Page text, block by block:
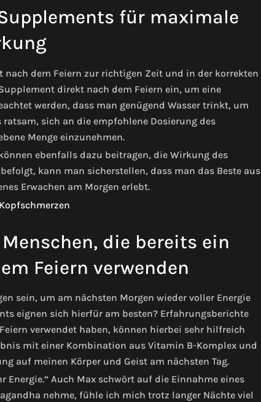
für maximale
dem Feiern zur richtigen Zeit und in der korrekten
direkt nach dem Feiern ein, um eine
werden, dass man genügend Wasser trinkt, um
sich an die empfohlene Dosierung des
Menge einzunehmen.
ebenfalls dazu beitragen, die Wirkung des
kann man sicherstellen, dass man das Beste aus
Erwachen am Morgen erlebt.
die bereits ein
Feiern verwenden
sein, um am nächsten Morgen wieder voller Energie
eignen sich hierfür am besten? Erfahrungsberichte
verwendet haben, können hierbei sehr hilfreich
mit einer Kombination aus Vitamin B-Komplex und
auf meinen Körper und Geist am nächsten Tag.
Auch Max schwört auf die Einnahme eines
nehme, fühle ich mich trotz langer Nächte viel